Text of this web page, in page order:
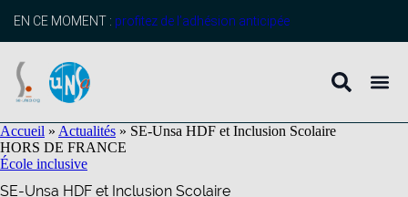
principal
EN CE MOMENT : profitez de l’adhésion anticipée
Accueil » Actualités » SE-Unsa HDF et Inclusion Scolaire
HORS DE FRANCE
École inclusive
SE-Unsa HDF et Inclusion Scolaire